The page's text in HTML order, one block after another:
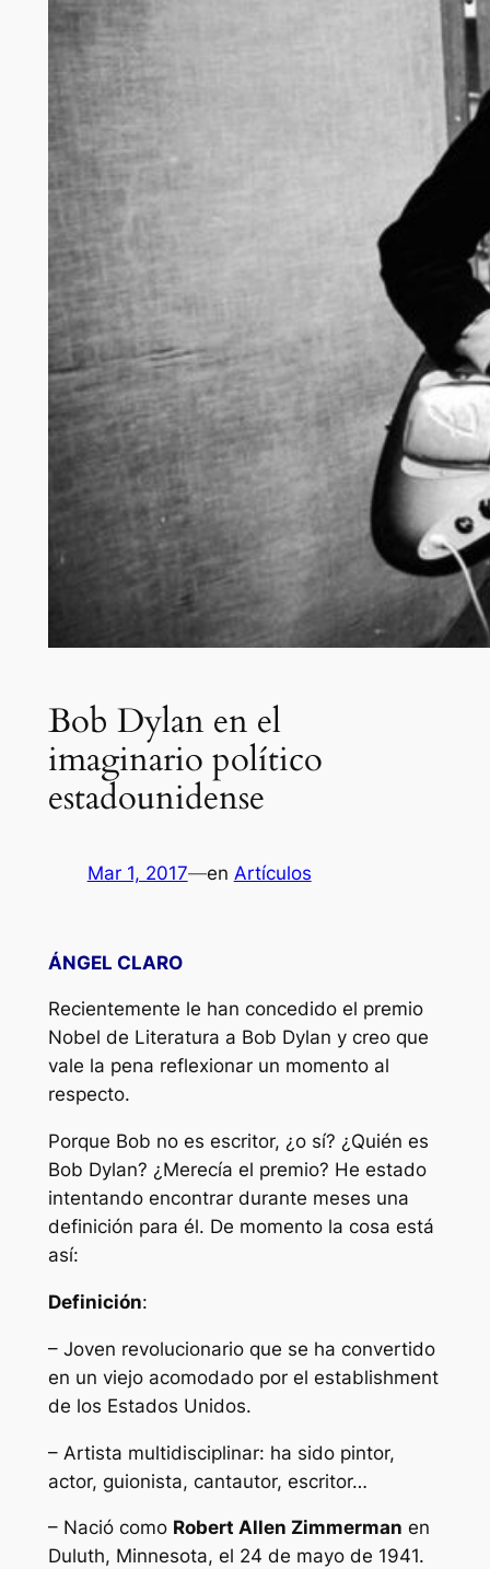
Bob Dylan en el
imaginario político
estadounidense
Mar 1, 2017—en Artículos
ÁNGEL CLARO
Recientemente le han concedido el premio
Nobel de Literatura a Bob Dylan y creo que
vale la pena reflexionar un momento al
respecto.
Porque Bob no es escritor, ¿o sí? ¿Quién es
Bob Dylan? ¿Merecía el premio? He estado
intentando encontrar durante meses una
definición para él. De momento la cosa está
así:
Definición:
– Joven revolucionario que se ha convertido
en un viejo acomodado por el establishment
de los Estados Unidos.
– Artista multidisciplinar: ha sido pintor,
actor, guionista, cantautor, escritor…
– Nació como Robert Allen Zimmerman en
Duluth, Minnesota, el 24 de mayo de 1941.